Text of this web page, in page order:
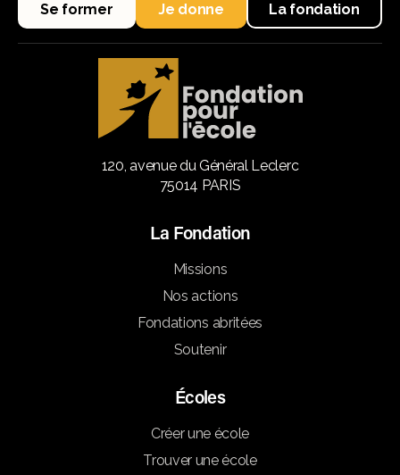
Se former Je donne La fondation
120, avenue du Général Leclerc
75014 PARIS
La Fondation
Missions
Nos actions
Fondations abritées
Soutenir
Écoles
Créer une école
Trouver une école